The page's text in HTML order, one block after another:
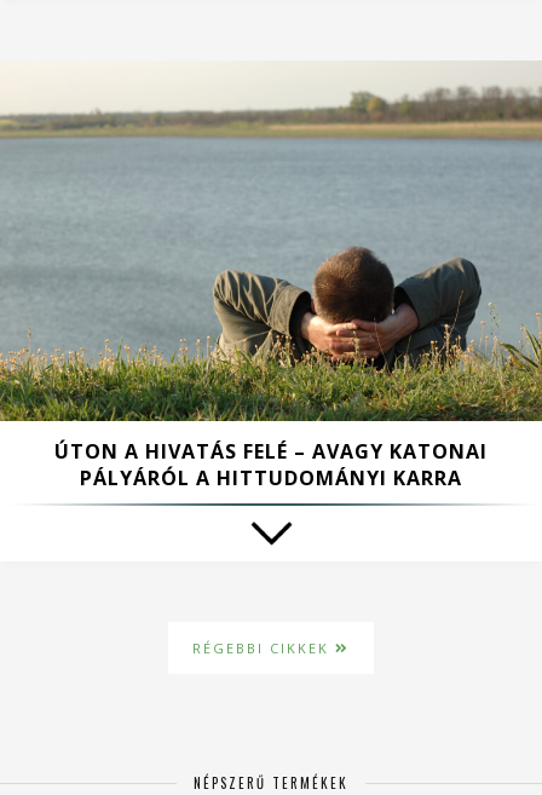
ÚTON A HIVATÁS FELÉ – AVAGY KATONAI
PÁLYÁRÓL A HITTUDOMÁNYI KARRA
RÉGEBBI CIKKEK
NÉPSZERŰ TERMÉKEK